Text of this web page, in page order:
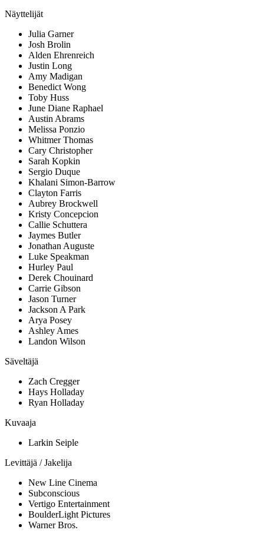
Näyttelijät
Julia Garner
Josh Brolin
Alden Ehrenreich
Justin Long
Amy Madigan
Benedict Wong
Toby Huss
June Diane Raphael
Austin Abrams
Melissa Ponzio
Whitmer Thomas
Cary Christopher
Sarah Kopkin
Sergio Duque
Khalani Simon-Barrow
Clayton Farris
Aubrey Brockwell
Kristy Concepcion
Callie Schuttera
Jaymes Butler
Jonathan Auguste
Luke Speakman
Hurley Paul
Derek Chouinard
Carrie Gibson
Jason Turner
Jackson A Park
Arya Posey
Ashley Ames
Landon Wilson
Säveltäjä
Zach Cregger
Hays Holladay
Ryan Holladay
Kuvaaja
Larkin Seiple
Levittäjä / Jakelija
New Line Cinema
Subconscious
Vertigo Entertainment
BoulderLight Pictures
Warner Bros.